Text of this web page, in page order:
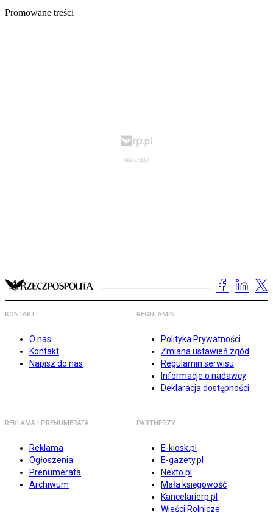
Promowane treści
KONTAKT
O nas
Kontakt
Napisz do nas
REGULAMIN
Polityka Prywatności
Zmiana ustawień zgód
Regulamin serwisu
Informacje o nadawcy
Deklaracja dostępności
REKLAMA I PRENUMERATA
Reklama
Ogłoszenia
Prenumerata
Archiwum
PARTNERZY
E-kiosk.pl
E-gazety.pl
Nexto.pl
Mała księgowość
Kancelarierp.pl
Wieści Rolnicze